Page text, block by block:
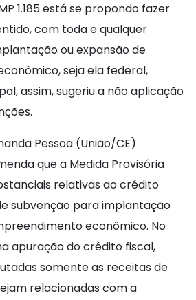
1.185 está se propondo fazer
com toda e qualquer
ou expansão de
seja ela federal,
assim, sugeriu a não aplicação
Pessoa (União/CE)
que a Medida Provisória
relativas ao crédito
subvenção para implantação
econômico. No
apuração do crédito fiscal,
somente as receitas de
relacionadas com a